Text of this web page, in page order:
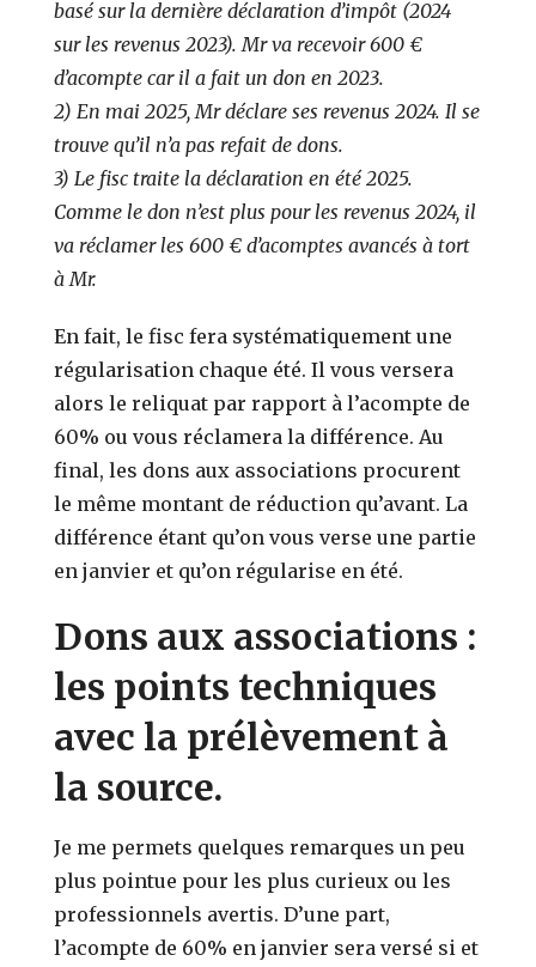
basé sur la dernière déclaration d’impôt (2024
sur les revenus 2023). Mr va recevoir 600 €
d’acompte car il a fait un don en 2023.
2) En mai 2025, Mr déclare ses revenus 2024. Il se
trouve qu’il n’a pas refait de dons.
3) Le fisc traite la déclaration en été 2025.
Comme le don n’est plus pour les revenus 2024, il
va réclamer les 600 € d’acomptes avancés à tort
à Mr.
En fait, le fisc fera systématiquement une
régularisation chaque été. Il vous versera
alors le reliquat par rapport à l’acompte de
60% ou vous réclamera la différence. Au
final, les dons aux associations procurent
le même montant de réduction qu’avant. La
différence étant qu’on vous verse une partie
en janvier et qu’on régularise en été.
Dons aux associations :
les points techniques
avec la prélèvement à
la source.
Je me permets quelques remarques un peu
plus pointue pour les plus curieux ou les
professionnels avertis. D’une part,
l’acompte de 60% en janvier sera versé si et